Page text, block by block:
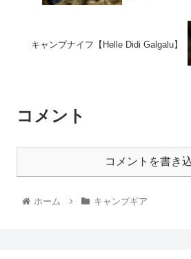
キャンプナイフ【Helle Didi Galgalu】
コメント
コメントを書き
ホーム キャンプギア